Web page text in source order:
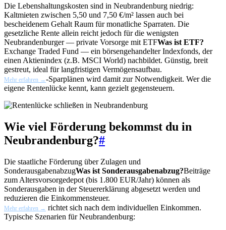
Die Lebenshaltungskosten sind in Neubrandenburg niedrig:
Kaltmieten zwischen 5,50 und 7,50 €/m² lassen auch bei
bescheidenem Gehalt Raum für monatliche Sparraten. Die
gesetzliche Rente allein reicht jedoch für die wenigsten
Neubrandenburger — private Vorsorge mit ETFWas ist ETF?
Exchange Traded Fund — ein börsengehandelter Indexfonds, der
einen Aktienindex (z.B. MSCI World) nachbildet. Günstig, breit
gestreut, ideal für langfristigen Vermögensaufbau.
Mehr erfahren →-Sparplänen wird damit zur Notwendigkeit. Wer die
eigene Rentenlücke kennt, kann gezielt gegensteuern.
Wie viel Förderung bekommst du in
Neubrandenburg?#
Die staatliche Förderung über Zulagen und
SonderausgabenabzugWas ist Sonderausgabenabzug?Beiträge
zum Altersvorsorgedepot (bis 1.800 EUR/Jahr) können als
Sonderausgaben in der Steuererklärung abgesetzt werden und
reduzieren die Einkommensteuer.
Mehr erfahren → richtet sich nach dem individuellen Einkommen.
Typische Szenarien für Neubrandenburg: